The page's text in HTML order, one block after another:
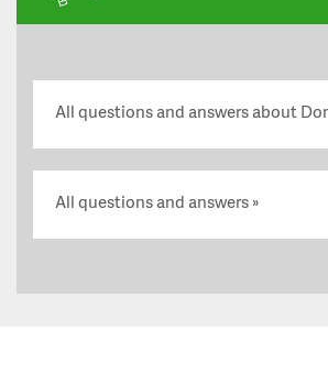
All questions and answers about
All questions and answers